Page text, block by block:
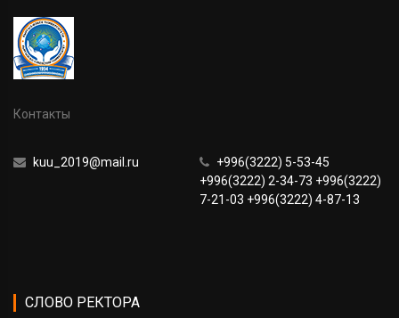
Контакты
kuu_2019@mail.ru
+996(3222) 5-53-45
+996(3222) 2-34-73 +996(3222)
7-21-03 +996(3222) 4-87-13
СЛОВО РЕКТОРА